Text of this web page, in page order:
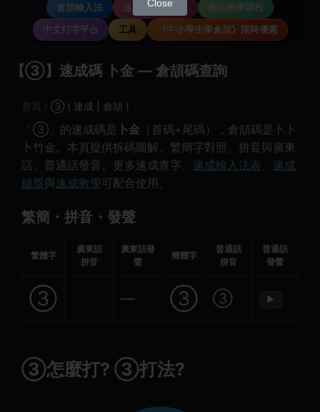
倉頡輸入法
速成輸入法教學
倉頡教學課程
中文打字平台
工具 《中小學生學倉頡》限時優惠
【③】速成碼 卜金 — 倉頡碼查詢
首頁 ③ ( 速成 | 倉頡 )
「③」的速成碼是 卜金 （首碼+尾碼），倉頡碼是卜卜
卜竹金。本頁提供拆碼圖解、繁簡字對照、拼音與廣東
話、普通話發音。更多速成查字、 速成輸入法表、 速成
鍵盤與速成教學可配合使用。
繁簡・拼音・發聲
繁體字
廣東話
拼音
廣東話發
聲
簡體字
普通話
拼音
普通話
發聲
③ — ③ ③ ▶
③怎麼打? ③打法?
Close